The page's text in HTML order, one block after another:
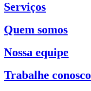
Serviços
Quem somos
Nossa equipe
Trabalhe conosco